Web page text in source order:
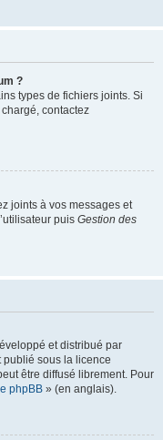
?
types de fichiers joints. Si
contactez
joints à vos messages et
puis Gestion des
et distribué par
publié sous la licence
être diffusé librement. Pour
phpBB » (en anglais).